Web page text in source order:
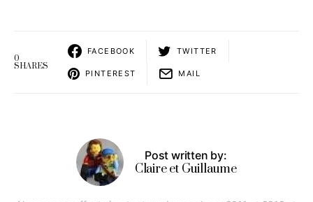
0
SHARES
FACEBOOK TWITTER
PINTEREST MAIL
Post written by:
Claire et Guillaume